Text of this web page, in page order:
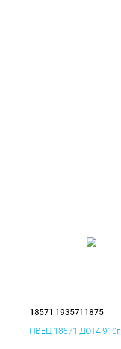
18571 1935711875
ПВЕЦ 18571 ДОТ4 910г